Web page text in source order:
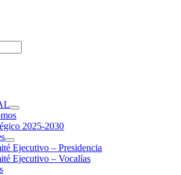
2025-2030
Ejecutivo – Presidencia
Ejecutivo – Vocalías